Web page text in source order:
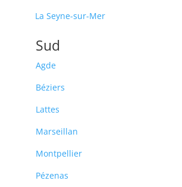
La Seyne-sur-Mer
Sud
Agde
Béziers
Lattes
Marseillan
Montpellier
Pézenas